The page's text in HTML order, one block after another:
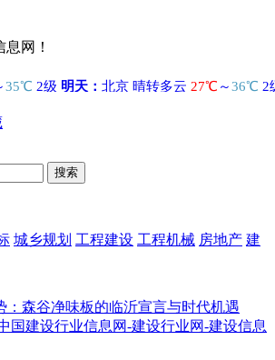
网！
搜索
城乡规划 工程建设 工程机械 房地产 建
临沂宣言与时代机遇